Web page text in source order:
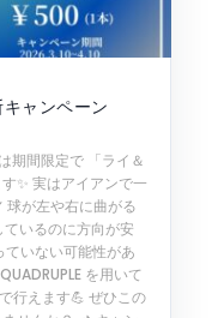
ャンペーン
期間限定で 「ライ＆
✨ 実はアイアンで一
が左や右に曲がる
いるのに方向が安
いない可能性があ
を用いて
行えます💪 ぜひこの